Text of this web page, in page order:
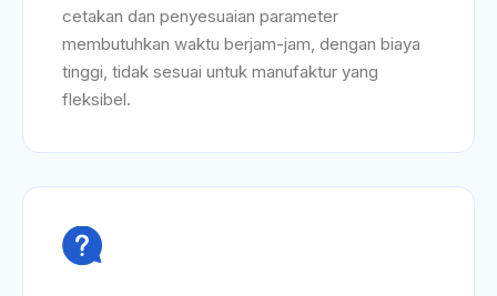
cetakan dan penyesuaian parameter
membutuhkan waktu berjam-jam, dengan biaya
tinggi, tidak sesuai untuk manufaktur yang
fleksibel.
